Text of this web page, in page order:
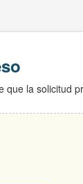
que la solicitud